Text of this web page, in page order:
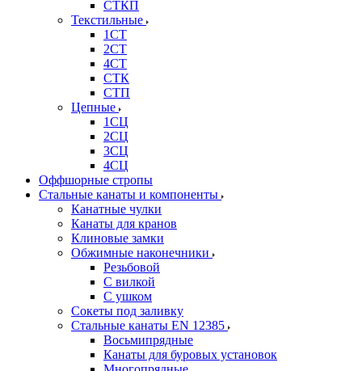
СТКП
Текстильные
1СТ
2СТ
4СТ
СТК
СТП
Цепные
1СЦ
2СЦ
3СЦ
4СЦ
Оффшорные стропы
Стальные канаты и компоненты
Канатные чулки
Канаты для кранов
Клиновые замки
Обжимные наконечники
Резьбовой
С вилкой
С ушком
Сокеты под заливку
Стальные канаты EN 12385
Восьмипрядные
Канаты для буровых установок